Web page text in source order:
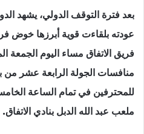
بعد فترة التوقف الدولي، يشهد
عودته بلقاءت قوية أبرزها خوض
منافسات الجولة الرابعة عشر
للمحترفين في تمام الساعة
ملعب عبد الله الدبل بنادي الاتفاق.